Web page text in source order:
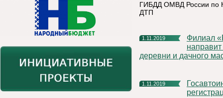
ГИБДД ОМВД России по
ДТП
1.11.2019
Филиал «Россети Северо-Запада» в Республике Коми
деревни и дачного
1.11.2019
Госавтоинспекция разъясняет порядок прекращения